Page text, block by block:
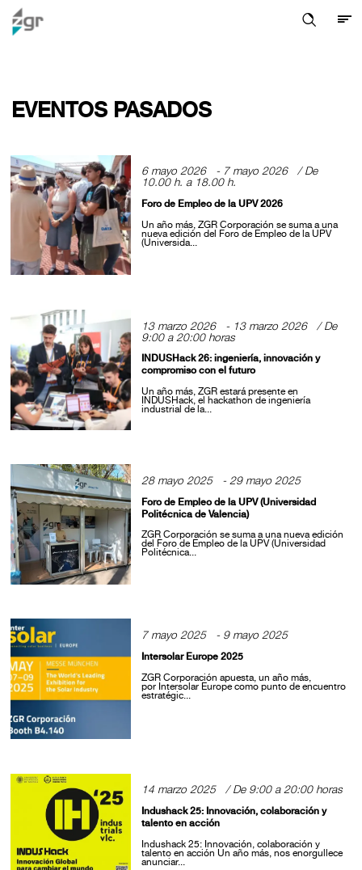
EVENTOS PASADOS
6 mayo 2026 - 7 mayo 2026 / De
10.00 h. a 18.00 h.
Foro de Empleo de la UPV 2026
Un año más, ZGR Corporación se suma a una
nueva edición del Foro de Empleo de la UPV
(Universida...
13 marzo 2026 - 13 marzo 2026 / De
9:00 a 20:00 horas
INDUSHack 26: ingeniería, innovación y
compromiso con el futuro
Un año más, ZGR estará presente en
INDUSHack, el hackathon de ingeniería
industrial de la...
28 mayo 2025 - 29 mayo 2025
Foro de Empleo de la UPV (Universidad
Politécnica de Valencia)
ZGR Corporación se suma a una nueva edición
del Foro de Empleo de la UPV (Universidad
Politécnica...
7 mayo 2025 - 9 mayo 2025
Intersolar Europe 2025
ZGR Corporación apuesta, un año más,
por Intersolar Europe como punto de encuentro
estratégic...
14 marzo 2025 / De 9:00 a 20:00 horas
Indushack 25: Innovación, colaboración y
talento en acción
Indushack 25: Innovación, colaboración y
talento en acción Un año más, nos enorgullece
anunciar...